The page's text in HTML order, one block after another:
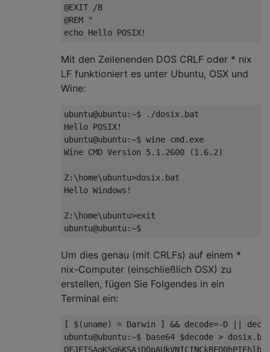
@EXIT /B
@REM "
Mit den Zeilenenden DOS CRLF oder * nix
LF funktioniert es unter Ubuntu, OSX und
Wine:
ubuntu@ubuntu:~$ ./dosix.bat
Hello POSIX!
ubuntu@ubuntu:~$ wine cmd.exe
Wine CMD Version 5.1.2600 (1.6.2)
Z:\home\ubuntu>dosix.bat
Hello Windows!
Z:\home\ubuntu>exit
Um dies genau (mit CRLFs) auf einem *
nix-Computer (einschließlich OSX) zu
erstellen, fügen Sie Folgendes in ein
Terminal ein:
[ $(uname) = Darwin ] && decode=-D ||
ubuntu@ubuntu:~$ base64 $decode >